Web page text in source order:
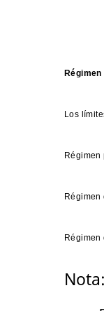
Régimen
Los
Régimen
Régimen
Régimen
Nota: